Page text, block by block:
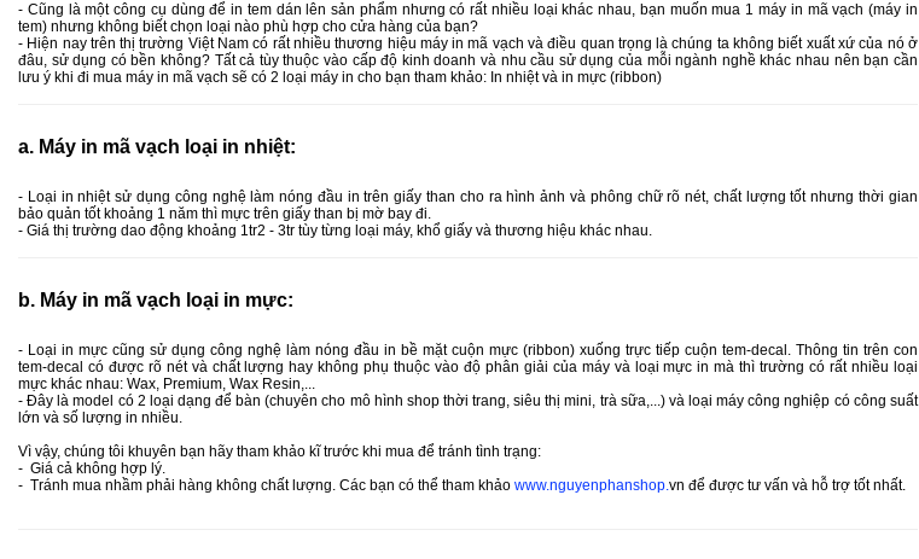
- Cũng là một công cụ dùng để in tem dán lên sản phẩm nhưng có rất nhiều loại khác nhau, bạn muốn mua 1 máy in mã vạch (máy in
tem) nhưng không biết chọn loại nào phù hợp cho cửa hàng của bạn?
- Hiện nay trên thị trường Việt Nam có rất nhiều thương hiệu máy in mã vạch và điều quan trọng là chúng ta không biết xuất xứ của nó ở
đâu, sử dụng có bền không? Tất cả tùy thuộc vào cấp độ kinh doanh và nhu cầu sử dụng của mỗi ngành nghề khác nhau nên bạn cần
lưu ý khi đi mua máy in mã vạch sẽ có 2 loại máy in cho bạn tham khảo: In nhiệt và in mực (ribbon)
a. Máy in mã vạch loại in nhiệt:
- Loại in nhiệt sử dụng công nghệ làm nóng đầu in trên giấy than cho ra hình ảnh và phông chữ rõ nét, chất lượng tốt nhưng thời gian
bảo quản tốt khoảng 1 năm thì mực trên giấy than bị mờ bay đi.
- Giá thị trường dao động khoảng 1tr2 - 3tr tùy từng loại máy, khổ giấy và thương hiệu khác nhau.
b. Máy in mã vạch loại in mực:
- Loại in mực cũng sử dụng công nghệ làm nóng đầu in bề mặt cuộn mực (ribbon) xuống trực tiếp cuộn tem-decal. Thông tin trên con
tem-decal có được rõ nét và chất lượng hay không phụ thuộc vào độ phân giải của máy và loại mực in mà thì trường có rất nhiều loại
mực khác nhau: Wax, Premium, Wax Resin,...
- Đây là model có 2 loại dạng để bàn (chuyên cho mô hình shop thời trang, siêu thị mini, trà sữa,...) và loại máy công nghiệp có công suất
lớn và số lượng in nhiều.
Vì vậy, chúng tôi khuyên bạn hãy tham khảo kĩ trước khi mua để tránh tình trạng:
- Giá cả không hợp lý.
- Tránh mua nhầm phải hàng không chất lượng. Các bạn có thể tham khảo www.nguyenphanshop.vn để được tư vấn và hỗ trợ tốt nhất.